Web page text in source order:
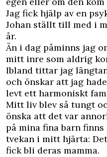
Jag fick hjälp av en
Johan ställt till med i
år.
Än i dag påminns jag
mitt inre som aldrig
Ibland tittar jag
och önskar att jag
levt ett harmoniskt
Mitt liv blev så tungt
önska att det var
på mina fina barn
tvekan i mitt hjärta:
fick bli deras mamma.